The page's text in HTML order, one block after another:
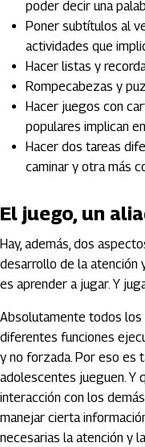
poder decir una
Poner subtítulos al
actividades que
Hacer listas y
Rompecabezas y
Hacer juegos con
populares implican
Hacer dos tareas
caminar y otra más
El juego, un
Hay, además, dos
desarrollo de la atención
es aprender a jugar. Y
Absolutamente todos los
diferentes funciones
y no forzada. Por eso es
adolescentes jueguen. Y
interacción con los
manejar cierta
necesarias la atención y